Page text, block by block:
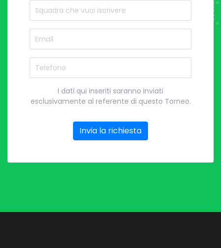
I dati qui inseriti saranno inviati
esclusivamente al referente di questo Torneo.
Invia la richiesta